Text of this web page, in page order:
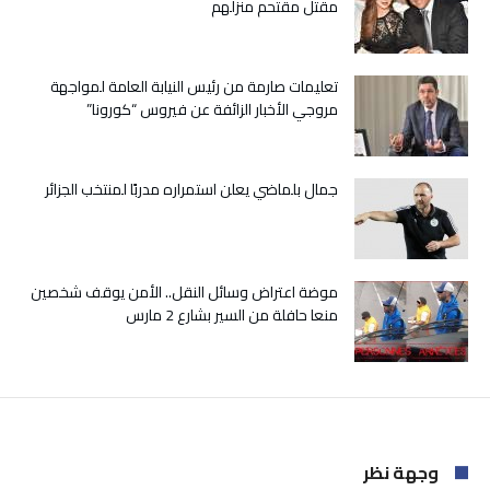
مغلقةمقتل مقتحم منزلهم
تعليمات صارمة من رئيس النيابة العامة لمواجهة
مروجي الأخبار الزائفة عن فيروس “كورونا”
جمال بلماضي يعلن استمراره مدربًا لمنتخب الجزائر
موضة اعتراض وسائل النقل.. الأمن يوقف شخصين
منعا حافلة من السير بشارع 2 مارس
وجهة نظر